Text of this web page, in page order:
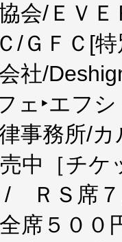
会/ＥＶ
/ＧＦＣ[
社/
ェ‣エフ
事務所/
中［チ
/ ＲＳ席
席５００